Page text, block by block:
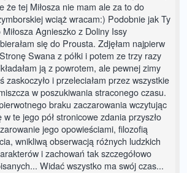
że tej Miłosza nie mam ale za to do
wciąż wracam:) Podobnie jak Ty
Miłosza Agnieszko z Doliny Issy
się do Prousta. Zdjęłam najpierw
Swana z półki i potem ze trzy razy
ją z powrotem, ale pewnej zimy
zaskoczyło i przeleciałam przez wszystkie
w poszukiwania straconego czasu.
braku zaczarowania wczytując
w te jego pół stronicowe zdania przyszło
jego opowieściami, filozofią
wnikliwą obserwacją różnych ludzkich
i zachowań tak szczegółowo
Widać wszystko ma swój czas...